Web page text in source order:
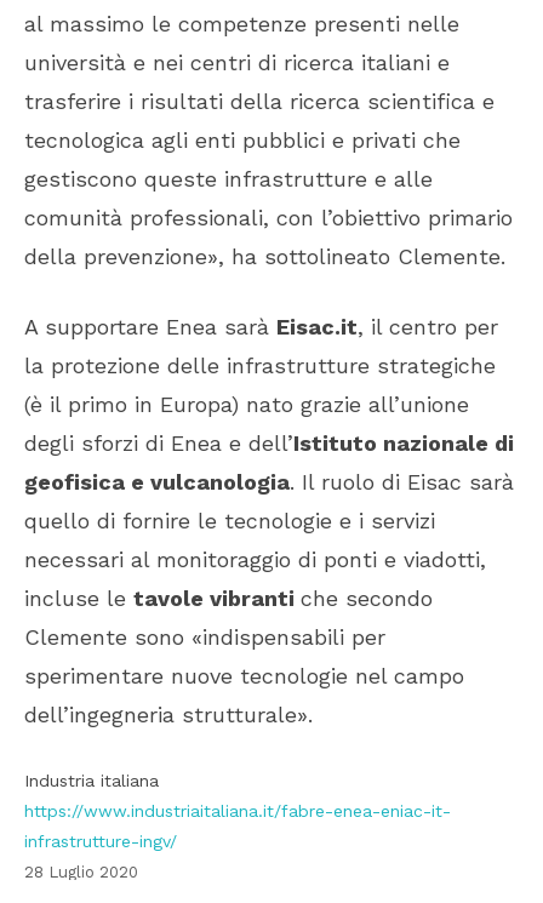
al massimo le competenze presenti nelle
università e nei centri di ricerca italiani e
trasferire i risultati della ricerca scientifica e
tecnologica agli enti pubblici e privati che
gestiscono queste infrastrutture e alle
comunità professionali, con l’obiettivo primario
della prevenzione», ha sottolineato Clemente.
A supportare Enea sarà Eisac.it, il centro per
la protezione delle infrastrutture strategiche
(è il primo in Europa) nato grazie all’unione
degli sforzi di Enea e dell’Istituto nazionale di
geofisica e vulcanologia. Il ruolo di Eisac sarà
quello di fornire le tecnologie e i servizi
necessari al monitoraggio di ponti e viadotti,
incluse le tavole vibranti che secondo
Clemente sono «indispensabili per
sperimentare nuove tecnologie nel campo
dell’ingegneria strutturale».
Industria italiana
https://www.industriaitaliana.it/fabre-enea-eniac-it-
infrastrutture-ingv/
28 Luglio 2020